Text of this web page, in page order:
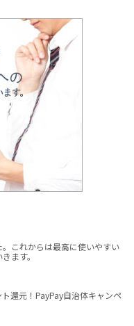
これからは最高に使いやすい
ます。
還元！PayPay自治体キャンペ